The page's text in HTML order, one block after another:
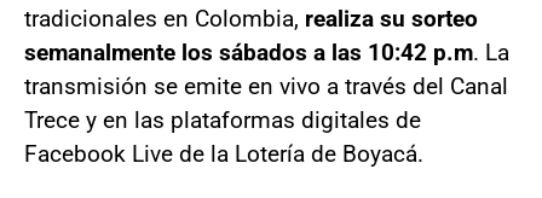
tradicionales en Colombia, realiza su sorteo
semanalmente los sábados a las 10:42 p.m. La
transmisión se emite en vivo a través del Canal
Trece y en las plataformas digitales de
Facebook Live de la Lotería de Boyacá.